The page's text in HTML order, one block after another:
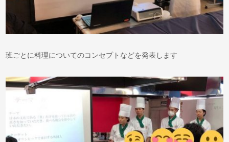
班ごとに料理についてのコンセプトなどを発表します